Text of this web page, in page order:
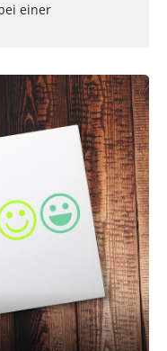
einer